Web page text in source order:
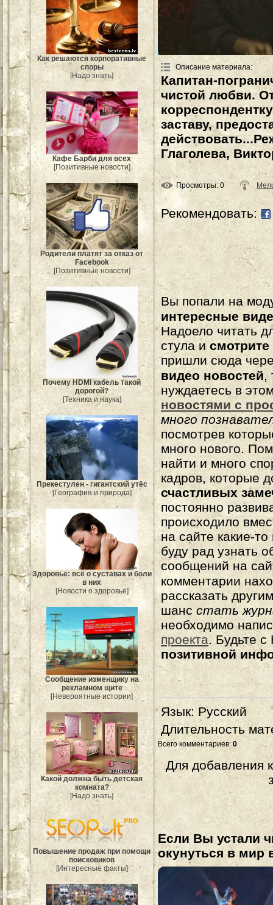
Как решаются корпоративные
споры
[Надо знать]
Кафе Барби для всех
[Позитивные новости]
Родители платят за отказ от
Facebook
[Позитивные новости]
Почему HDMI кабель такой
дорогой?
[Техника и наука]
Прекестулен - гигантский утёс
[География и природа]
Здоровье: всё о суставах и боли
в них
[Новости о здоровье]
Сообщение изменщику на
рекламном щите
[Невероятные истории]
Какой должна быть детская
комната?
[Надо знать]
Повышение продаж при помощи
поисковиков
[Интересные факты]
Описание материала:
Капитан-
чистой любви.
заставу,
Глаголева,
Просмотры: 0
Рекомендовать:
Вы попали на
интересные
Надоело читать
стула и
пришли сюда
видео новостей,
нуждаетесь в
новостями с
много
посмотрев
много нового.
найти и много
кадров, которые
счастливых
постоянно
происходило
на сайте какие-
буду рад узнать
сообщений на
комментарии
рассказать
шанс стать
необходимо
проекта. Будьте
позитивной
Язык: Русский
Длительность
Всего комментариев: 0
Для добавления
Если Вы устали
окунуться в мир